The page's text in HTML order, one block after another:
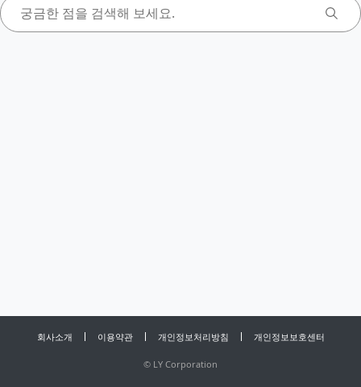
회사소개 이용약관 개인정보처리방침 개인정보보호센터
© LY Corporation